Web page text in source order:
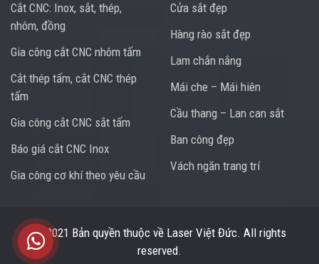
Cắt CNC: Inox, sắt, thép,
nhôm, đồng
Gia công cắt CNC nhôm tấm
Cắt thép tấm, cắt CNC thép
tấm
Gia công cắt CNC sắt tấm
Báo giá cắt CNC Inox
Gia công cơ khí theo yêu cầu
Cửa sắt đẹp
Hàng rào sắt đẹp
Lam chắn nắng
Mái che – Mái hiên
Cầu thang – Lan can sắt
Ban công đẹp
Vách ngăn trang trí
© 2021 Bản quyền thuộc về Laser Việt Đức. All rights
reserved.
Trung tâm hỗ trợ